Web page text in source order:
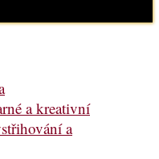
a kreativní
a